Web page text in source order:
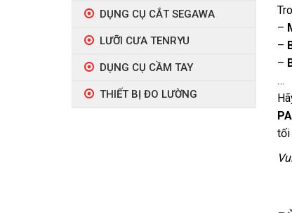
DỤNG CỤ CẮT SEGAWA
LƯỠI CƯA TENRYU
DỤNG CỤ CẦM TAY
THIẾT BỊ ĐO LƯỜNG
–
–
–
…
tối